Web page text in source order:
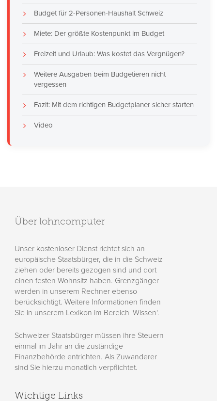
Budget für 2-Personen-Haushalt Schweiz
Miete: Der größte Kostenpunkt im Budget
Freizeit und Urlaub: Was kostet das Vergnügen?
Weitere Ausgaben beim Budgetieren nicht
vergessen
Fazit: Mit dem richtigen Budgetplaner sicher starten
Video
Über lohncomputer
Unser kostenloser Dienst richtet sich an
europäische Staatsbürger, die in die Schweiz
ziehen oder bereits gezogen sind und dort
einen festen Wohnsitz haben. Grenzgänger
werden in unserem Rechner ebenso
berücksichtigt. Weitere Informationen finden
Sie in unserem Lexikon im Bereich 'Wissen'.
Schweizer Staatsbürger müssen ihre Steuern
einmal im Jahr an die zuständige
Finanzbehörde entrichten. Als Zuwanderer
sind Sie hierzu monatlich verpflichtet.
Wichtige Links